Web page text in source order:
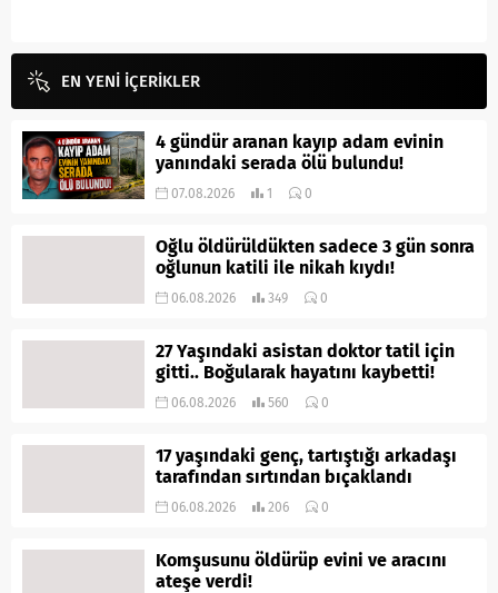
EN YENİ İÇERİKLER
4 gündür aranan kayıp adam evinin
yanındaki serada ölü bulundu!
07.08.2026 1 0
Oğlu öldürüldükten sadece 3 gün sonra
oğlunun katili ile nikah kıydı!
06.08.2026 349 0
27 Yaşındaki asistan doktor tatil için
gitti.. Boğularak hayatını kaybetti!
06.08.2026 560 0
17 yaşındaki genç, tartıştığı arkadaşı
tarafından sırtından bıçaklandı
06.08.2026 206 0
Komşusunu öldürüp evini ve aracını
ateşe verdi!